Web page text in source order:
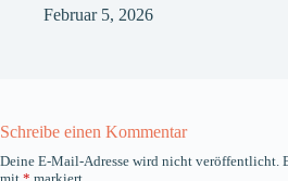
Februar 5, 2026
Schreibe einen Kommentar
Deine E-Mail-Adresse wird nicht veröffentlicht.